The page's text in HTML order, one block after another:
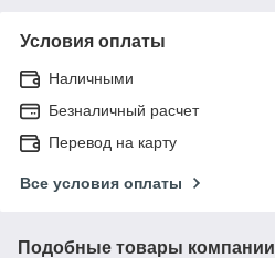
Условия оплаты
Наличными
Безналичный расчет
Перевод на карту
Все условия оплаты
Подобные товары компании